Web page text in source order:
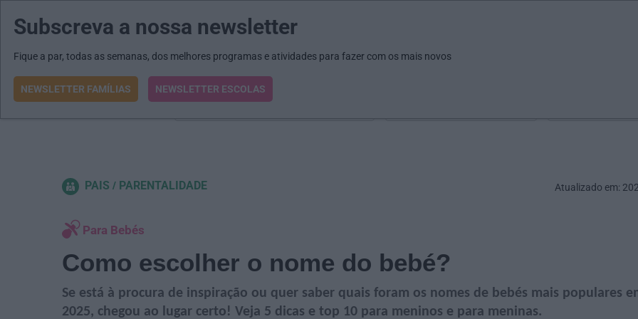
MENU MAIL JORNAIS
O que procura?
PAIS PARENTALIDADE
Para Bebés
Como escolher o nome do bebé?
Se está à procura de inspiração ou quer saber quais foram os nomes de bebés mais populares
2025, chegou ao lugar certo! Veja 5 dicas e top 10 para meninos e para meninas.
Atualizado em:
Subscreva a nossa newsletter
Fique a par, todas as semanas, dos melhores programas e atividades para fazer com os mais novos
NEWSLETTER FAMÍLIAS NEWSLETTER ESCOLAS